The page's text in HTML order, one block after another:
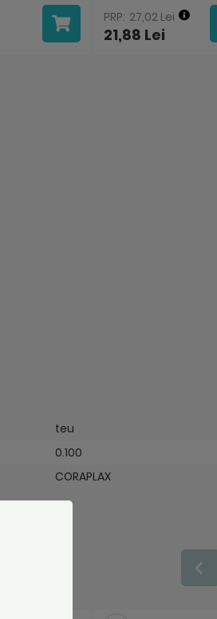
27,02 Lei
21,88 Lei
teu
0.100
CORAPLAX